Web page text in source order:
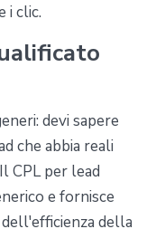
i clic.
devi sapere
che abbia reali
CPL per lead
e fornisce
della